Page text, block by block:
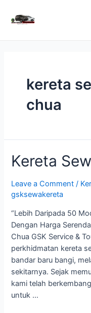
kereta
chua
Kereta
Leave a Comment /
gsksewakereta
“Lebih Daripada 50
Dengan Harga
Chua GSK Service &
perkhidmatan kereta
bandar baru bangi,
sekitarnya. Sejak
kami telah
untuk …